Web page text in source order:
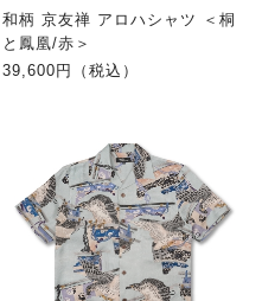
和柄 京友禅 アロハシャツ ＜桐
と鳳凰/赤＞
39,600円（税込）